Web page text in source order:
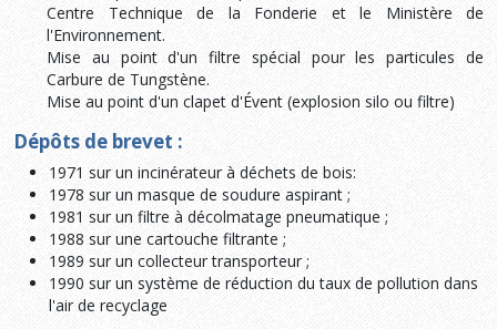
Centre Technique de la Fonderie et le Ministère de
l'Environnement.
Mise au point d'un filtre spécial pour les particules de
Carbure de Tungstène.
Mise au point d'un clapet d'Évent (explosion silo ou filtre)
Dépôts de brevet :
1971 sur un incinérateur à déchets de bois:
1978 sur un masque de soudure aspirant ;
1981 sur un filtre à décolmatage pneumatique ;
1988 sur une cartouche filtrante ;
1989 sur un collecteur transporteur ;
1990 sur un système de réduction du taux de pollution dans
l'air de recyclage